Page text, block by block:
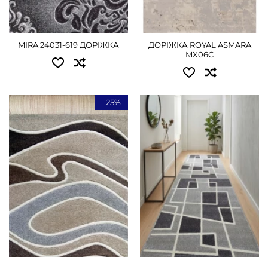
ДЕТАЛЬНІШЕ
MIRA 24031-619 ДОРІЖКА
ДОРІЖКА ROYAL ASMARA
MX06C
-25%
Доступні розміри:
0.70 - 585 грн
1.20 - 1125 грн
ДЕТАЛЬНІШЕ
Доступні розміри:
0.80 - 990 грн
1.00 - 1260 грн
1.20 - 1485 грн
2.00 - 2475 грн
ДЕТАЛЬНІШЕ